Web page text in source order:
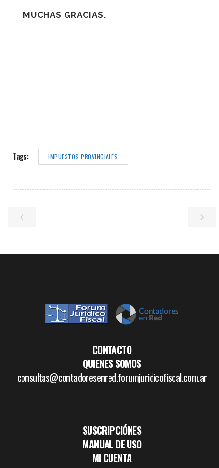
MUCHAS GRACIAS.
Tags: IMPUESTOS PROVINCIALES
CONTACTO
QUIENES SOMOS
consultas@contadoresenred.forumjuridicofiscal.com.ar
SUSCRIPCIÓNES
MANUAL DE USO
MI CUENTA